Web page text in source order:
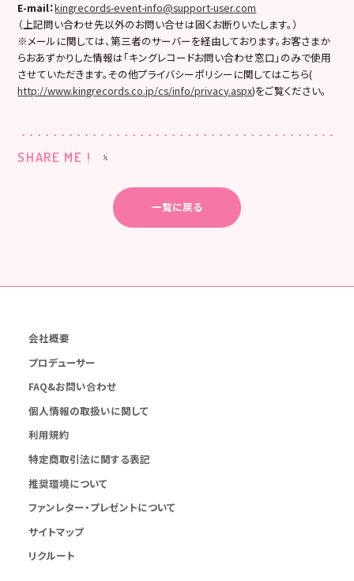
E-mail：kingrecords-event-info@support-user.com
（上記問い合わせ先以外のお問い合せは固くお断りいたします。）
※メールに関しては、第三者のサーバーを経由しております。お客さまか
らおあずかりした情報は「キングレコードお問い合わせ窓口」のみで使用
させていただきます。その他プライバシーポリシーに関してはこちら(
http://www.kingrecords.co.jp/cs/info/privacy.aspx)をご覧ください。
SHARE ME !
一覧に戻る
会社概要
プロデューサー
FAQ&お問い合わせ
個人情報の取扱いに関して
利用規約
特定商取引法に関する表記
推奨環境について
ファンレター・プレゼントについて
サイトマップ
リクルート